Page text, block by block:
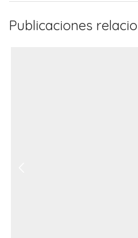
Publicaciones